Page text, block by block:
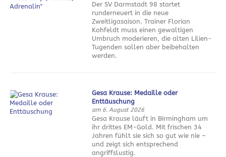
Der SV Darmstadt 98 startet
runderneuert in die neue
Zweitligasaison. Trainer Florian
Kohfeldt muss einen gewaltigen
Umbruch moderieren, die alten Lilien-
Tugenden sollen aber beibehalten
werden.
Gesa Krause: Medaille oder
Enttäuschung
am 6. August 2026
Gesa Krause läuft in Birmingham um
ihr drittes EM-Gold. Mit frischen 34
Jahren fühlt sie sich so gut wie nie –
und zeigt sich entsprechend
angriffslustig.